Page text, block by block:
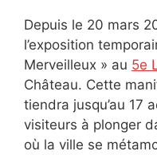
Depuis le 20 mars
l’exposition
Merveilleux » au 5e
Château. Cette
tiendra jusqu’au 17
visiteurs à plonger
où la ville se